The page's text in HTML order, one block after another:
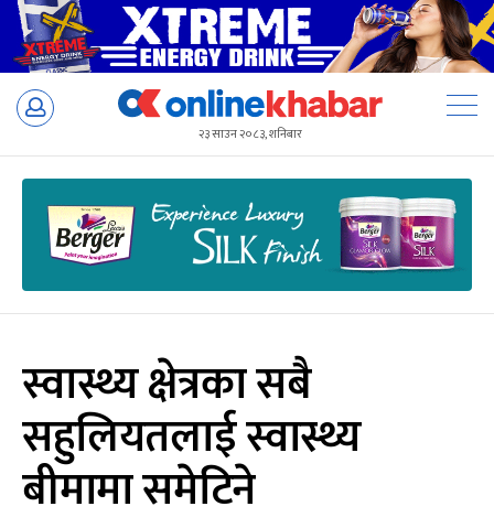
Skip
२३ साउन २०८३, शनिबार
स्वास्थ्य क्षेत्रका सबै
सहुलियतलाई स्वास्थ्य
बीमामा समेटिने